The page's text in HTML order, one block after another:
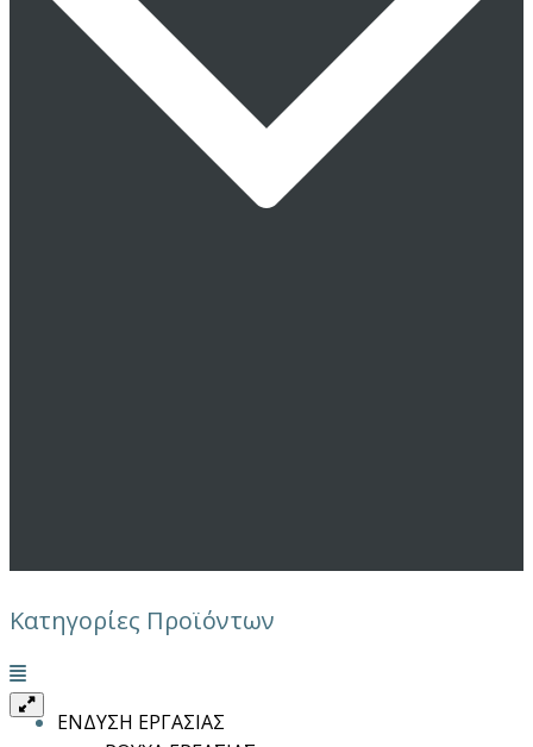
Κατηγορίες Προϊόντων
Μενού
ΕΝΔΥΣΗ ΕΡΓΑΣΙΑΣ